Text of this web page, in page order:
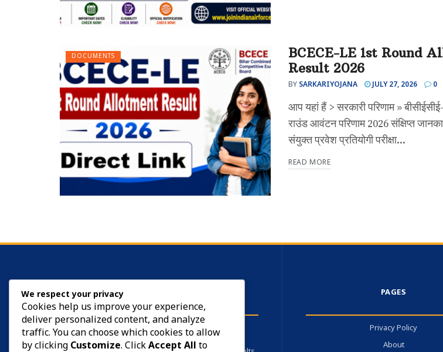
DOCUMENTS
BCECE-LE 1st Round
Result 2026
BY SARKARIYOJANA JULY 27, 2026 0
आप यहां हैं > सरकारी परिणाम »
राउंड आवंटन परिणाम 2026 संक्षिप्त
संयुक्त प्रवेश प्रतियोगी परीक्षा...
READ MORE
SarkariYojana is your trusted employment
companion. We provide all the information
PAGES
Privacy Policy
About
We respect your privacy
Cookies help us improve your experience,
deliver personalized content, and analyze
traffic. You can choose which cookies to allow
by clicking Customize. ClickAccept All to